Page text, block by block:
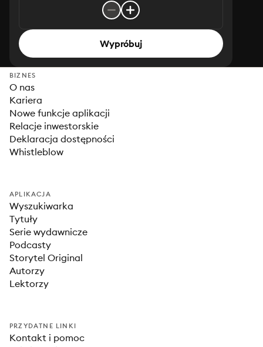
Wypróbuj
BIZNES
O nas
Kariera
Nowe funkcje aplikacji
Relacje inwestorskie
Deklaracja dostępności
Whistleblow
APLIKACJA
Wyszukiwarka
Tytuły
Serie wydawnicze
Podcasty
Storytel Original
Autorzy
Lektorzy
PRZYDATNE LINKI
Kontakt i pomoc